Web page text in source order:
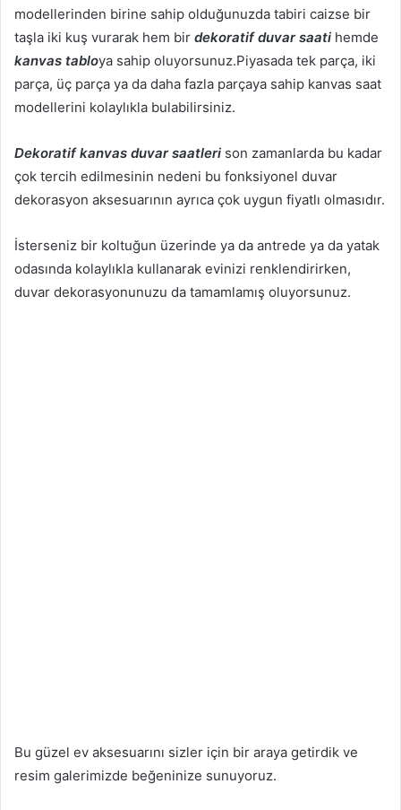
modellerinden birine sahip olduğunuzda tabiri caizse bir
taşla iki kuş vurarak hem bir dekoratif duvar saati hemde
kanvas tabloya sahip oluyorsunuz.Piyasada tek parça, iki
parça, üç parça ya da daha fazla parçaya sahip kanvas saat
modellerini kolaylıkla bulabilirsiniz.
Dekoratif kanvas duvar saatleri son zamanlarda bu kadar
çok tercih edilmesinin nedeni bu fonksiyonel duvar
dekorasyon aksesuarının ayrıca çok uygun fiyatlı olmasıdır.
İsterseniz bir koltuğun üzerinde ya da antrede ya da yatak
odasında kolaylıkla kullanarak evinizi renklendirirken,
duvar dekorasyonunuzu da tamamlamış oluyorsunuz.
Bu güzel ev aksesuarını sizler için bir araya getirdik ve
resim galerimizde beğeninize sunuyoruz.